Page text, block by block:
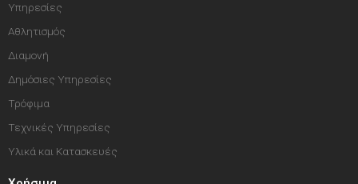
Υπηρεσίες
Αθλητισμός
Διαμονή
Δημόσιες Υπηρεσίες
Τρόφιμα
Τεχνικές Υπηρεσίες
Υλικά και Κατασκευές